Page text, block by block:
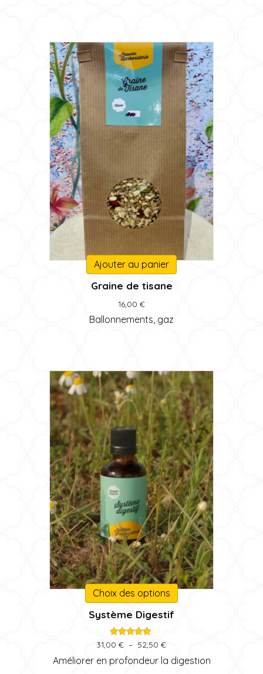
Ajouter au panier
Graine de tisane
16,00 €
Ballonnements, gaz
Choix des options
Ce
produit
Les
Système Digestif
Note
5.00
sur 5
31,00 € – 52,50 €Plage
prix :
Améliorer en profondeur la digestion